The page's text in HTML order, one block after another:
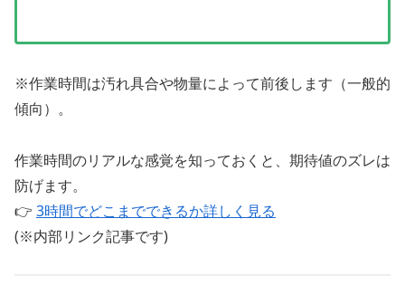
※作業時間は汚れ具合や物量によって前後します（一般的
傾向）。
作業時間のリアルな感覚を知っておくと、期待値のズレは
防げます。
👉 3時間でどこまでできるか詳しく見る
(※内部リンク記事です)